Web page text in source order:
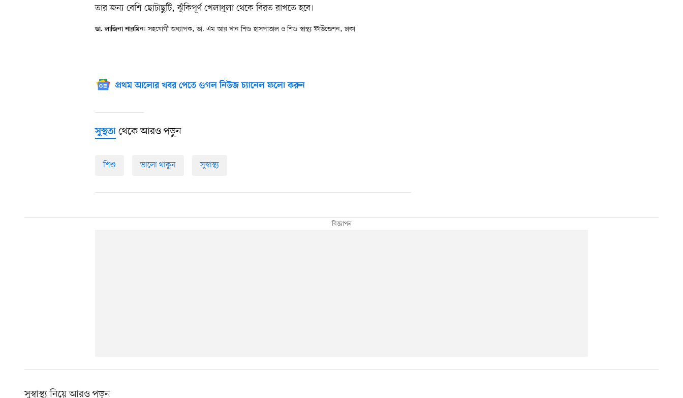
তার জন্য বেশি ছোটাছুটি, ঝুঁকিপূর্ণ খেলাধুলা থেকে বিরত রাখতে হবে।
ডা. লাজিনা শারমিন: সহযোগী অধ্যাপক, ডা. এম আর খান শিশু হাসপাতাল ও শিশু স্বাস্থ্য ফাউন্ডেশন, ঢাকা
প্রথম আলোর খবর পেতে গুগল নিউজ চ্যানেল ফলো করুন
সুস্থতা থেকে আরও পড়ুন
শিশু ভালো থাকুন সুস্বাস্থ্য
সুস্বাস্থ্য নিয়ে আরও পড়ুন